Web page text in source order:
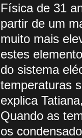
Física de 31
partir de um
muito mais
estes
do sistema
temperaturas
explica
Quando as
os